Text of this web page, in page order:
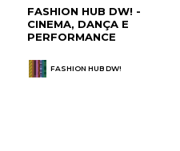
FASHION HUB DW! -
CINEMA, DANÇA E
PERFORMANCE
FASHION HUB DW!